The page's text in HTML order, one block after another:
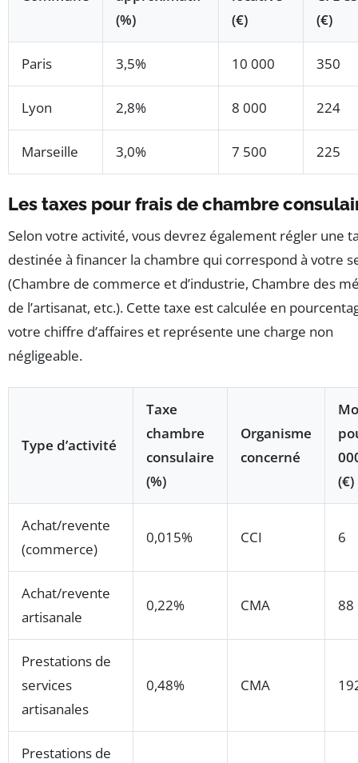
(%)
(€)
(€)
Paris 3,5% 10 000 350
Lyon 2,8% 8 000 224
Marseille 3,0% 7 500 225
Les taxes pour frais de chambre
Selon votre activité, vous devrez également régler une
destinée à financer la chambre qui correspond à votre
(Chambre de commerce et d’industrie, Chambre des
de l’artisanat, etc.). Cette taxe est calculée en
votre chiffre d’affaires et représente une charge non
négligeable.
Type d’activité
Taxe
chambre
consulaire
(%)
Organisme
concerné
(€)
Achat/revente
(commerce)
0,015% CCI 6
Achat/revente
artisanale
0,22% CMA 88
Prestations de
services
artisanales
0,48% CMA
Prestations de